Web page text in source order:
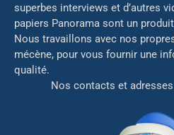
superbes interviews et d’autres
papiers Panorama sont un
Nous travaillons avec nos
mécène, pour vous fournir une
qualité.
Nos contacts et